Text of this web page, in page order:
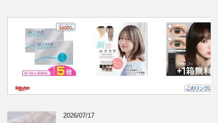
2026/07/17